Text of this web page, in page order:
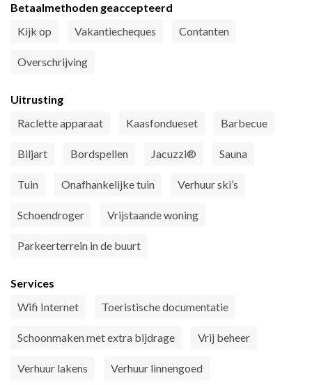
Betaalmethoden geaccepteerd
Kijk op
Vakantiecheques Contanten
Overschrijving
Uitrusting
Raclette apparaat
Kaasfondueset Barbecue
Biljart Bordspellen Jacuzzi® Sauna
Tuin Onafhankelijke tuin Verhuur ski’s
Schoendroger Vrijstaande woning
Parkeerterrein in de buurt
Services
Wifi Internet
Toeristische documentatie
Schoonmaken met extra bijdrage Vrij beheer
Verhuur lakens Verhuur linnengoed